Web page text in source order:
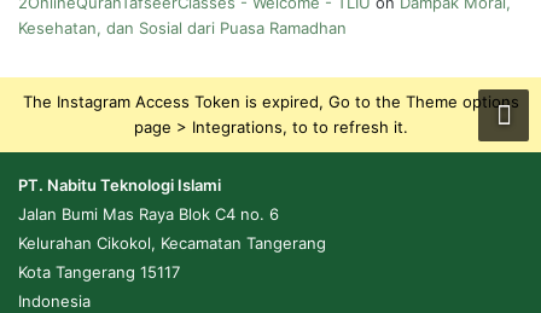
Kesehatan, dan Sosial dari Puasa Ramadhan
The Instagram Access Token is expired, Go to the Theme options
page > Integrations, to to refresh it.
PT. Nabitu Teknologi Islami
Jalan Bumi Mas Raya Blok C4 no. 6
Kelurahan Cikokol, Kecamatan Tangerang
Kota Tangerang 15117
Indonesia